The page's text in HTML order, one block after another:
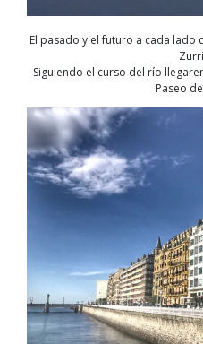
El pasado y el futuro a cada
Siguiendo el curso del río
Paseo